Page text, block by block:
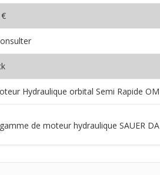
Hydraulique orbital Semi Rapide
de moteur hydraulique SAUER